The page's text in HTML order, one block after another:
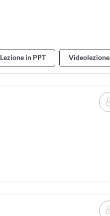
Lezione in PPT Videolezione